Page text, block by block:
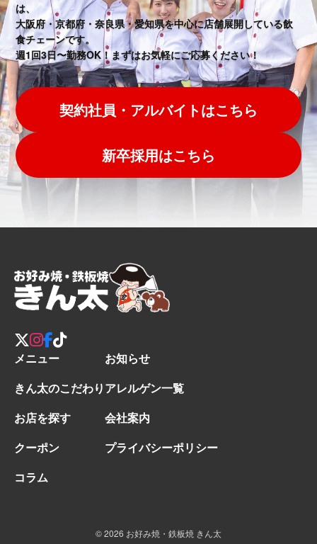
は、
大阪府・京都府・奈良県・愛知県を中心に店舗展開している飲
食チェーンです。
週1回3日〜勤務OK！まずはお気軽にご応募ください！
契約社員・アルバイトはこちら
新卒採用はこちら
メニュー
きん太のこだわり
お店を探す
クーポン
コラム
お知らせ
アレルゲン一覧
会社案内
プライバシーポリシー
© 2026 お好み焼・鉄板焼 きん太